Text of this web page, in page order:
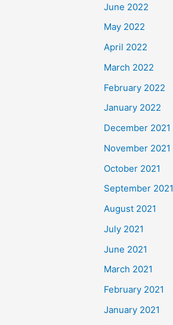
June 2022
May 2022
April 2022
March 2022
February 2022
January 2022
December 2021
November 2021
October 2021
September 2021
August 2021
July 2021
June 2021
March 2021
February 2021
January 2021